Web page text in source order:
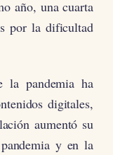
año, una cuarta
por la dificultad
la pandemia ha
digitales,
aumentó su
y en la